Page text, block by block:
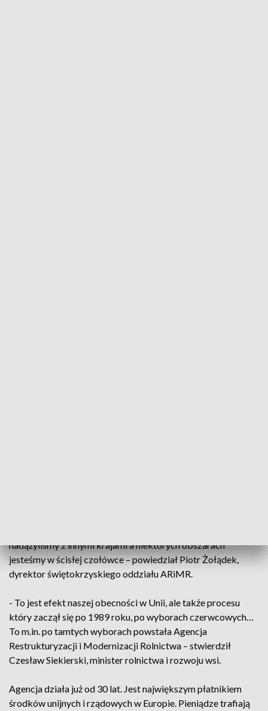
nadążyliśmy z innymi krajami a niektórych obszarach
jesteśmy w ścisłej czołówce – powiedział Piotr Żołądek,
dyrektor świętokrzyskiego oddziału ARiMR.
- To jest efekt naszej obecności w Unii, ale także procesu
który zaczął się po 1989 roku, po wyborach czerwcowych…
To m.in. po tamtych wyborach powstała Agencja
Restrukturyzacji i Modernizacji Rolnictwa – stwierdził
Czesław Siekierski, minister rolnictwa i rozwoju wsi.
Agencja działa już od 30 lat. Jest największym płatnikiem
środków unijnych i rządowych w Europie. Pieniądze trafiają